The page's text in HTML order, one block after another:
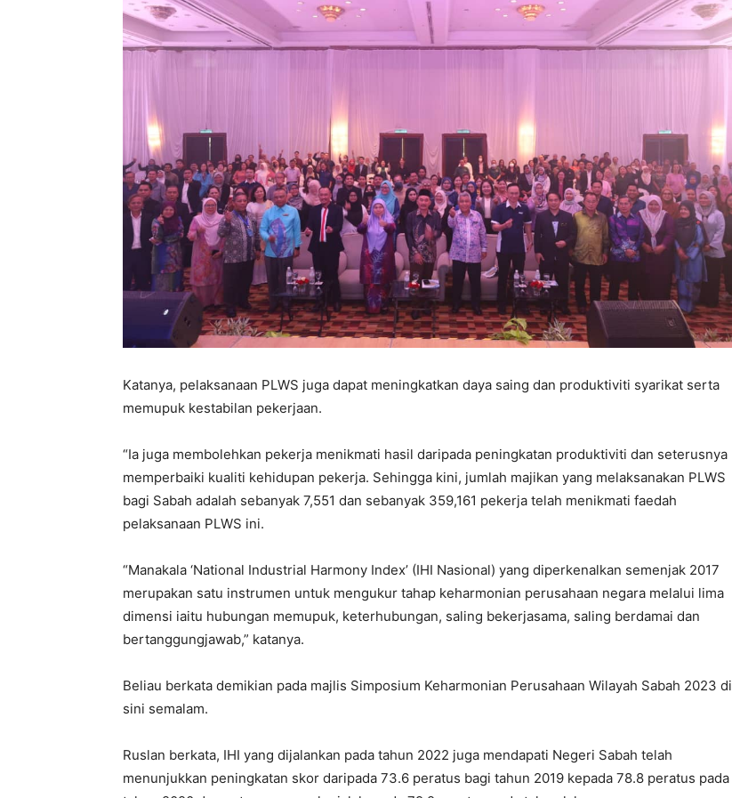
Katanya, pelaksanaan PLWS juga dapat meningkatkan daya saing dan produktiviti syarikat serta
memupuk kestabilan pekerjaan.
“Ia juga membolehkan pekerja menikmati hasil daripada peningkatan produktiviti dan seterusnya
memperbaiki kualiti kehidupan pekerja. Sehingga kini, jumlah majikan yang melaksanakan PLWS
bagi Sabah adalah sebanyak 7,551 dan sebanyak 359,161 pekerja telah menikmati faedah
pelaksanaan PLWS ini.
“Manakala ‘National Industrial Harmony Index’ (IHI Nasional) yang diperkenalkan semenjak 2017
merupakan satu instrumen untuk mengukur tahap keharmonian perusahaan negara melalui lima
dimensi iaitu hubungan memupuk, keterhubungan, saling bekerjasama, saling berdamai dan
bertanggungjawab,” katanya.
Beliau berkata demikian pada majlis Simposium Keharmonian Perusahaan Wilayah Sabah 2023 di
sini semalam.
Ruslan berkata, IHI yang dijalankan pada tahun 2022 juga mendapati Negeri Sabah telah
menunjukkan peningkatan skor daripada 73.6 peratus bagi tahun 2019 kepada 78.8 peratus pada